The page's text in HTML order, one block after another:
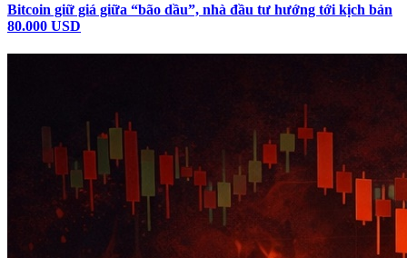
Bitcoin giữ giá giữa “bão dầu”, nhà đầu tư hướng tới kịch bản
80.000 USD